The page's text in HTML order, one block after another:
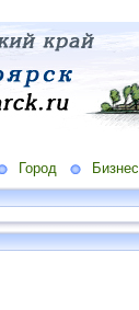
Город Бизнес